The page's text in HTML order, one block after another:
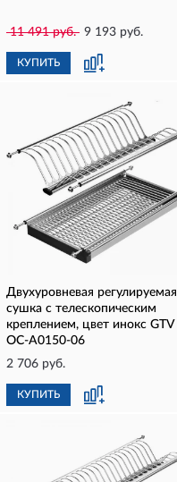
11 491 руб. 9 193 руб.
КУПИТЬ
Двухуровневая регулируемая
сушка с телескопическим
креплением, цвет инокс GTV
OC-A0150-06
2 706 руб.
КУПИТЬ